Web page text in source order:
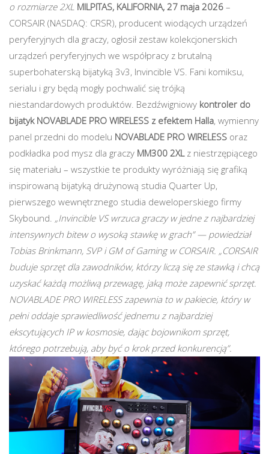
o rozmiarze 2XL MILPITAS, KALIFORNIA, 27 maja 2026 –
CORSAIR (NASDAQ: CRSR), producent wiodących urządzeń
peryferyjnych dla graczy, ogłosił zestaw kolekcjonerskich
urządzeń peryferyjnych we współpracy z brutalną
superbohaterską bijatyką 3v3, Invincible VS. Fani komiksu,
serialu i gry będą mogły pochwalić się trójką
niestandardowych produktów. Bezdźwigniowy kontroler do
bijatyk NOVABLADE PRO WIRELESS z efektem Halla, wymienny
panel przedni do modelu NOVABLADE PRO WIRELESS oraz
podkładka pod mysz dla graczy MM300 2XLz niestrzępiącego
się materiału – wszystkie te produkty wyróżniają się grafiką
inspirowaną bijatyką drużynową studia Quarter Up,
pierwszego wewnętrznego studia deweloperskiego firmy
Skybound. „Invincible VS wrzuca graczy w jedne z najbardziej
intensywnych bitew o wysoką stawkę w grach” — powiedział
Tobias Brinkmann, SVP i GM of Gaming w CORSAIR. „CORSAIR
buduje sprzęt dla zawodników, którzy liczą się ze stawką i chcą
uzyskać każdą możliwą przewagę, jaką może zapewnić sprzęt.
NOVABLADE PRO WIRELESS zapewnia to w pakiecie, który w
pełni oddaje sprawiedliwość jednemu z najbardziej
ekscytujących IP w kosmosie, dając bojownikom sprzęt,
którego potrzebują, aby być o krok przed konkurencją”.